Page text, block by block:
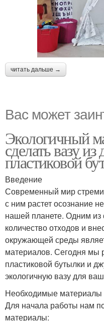
читать дальше →
Вас может
Экологичный
сделать вазу
пластиковой
Введение
Современный мир
с ним растет осознание
нашей планете. Одним из
количество отходов и
окружающей среды
материалов. Сегодня мы
пластиковой бутылки и
экологичную вазу для
Необходимые материалы
Для начала работы нам
материалы: